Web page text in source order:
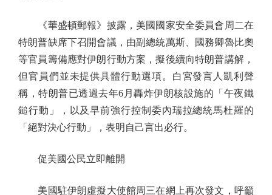
《華盛頓郵報》披露，美國國家安全委員會周二在
特朗普缺席下召開會議，由副總統萬斯、國務卿魯比奧
等官員籌備應對伊朗行動方案，擬後續向特朗普講解，
但官員們並未提供具體行動選項。白宮發言人凱利聲
稱，特朗普已透過去年6月轟炸伊朗核設施的「午夜鐵
鎚行動」，以及早前強行控制委內瑞拉總統馬杜羅的
「絕對決心行動」，表明自己言出必行。
促美國公民立即離開
美國駐伊朗虛擬大使館周三在網上再次發文，呼籲